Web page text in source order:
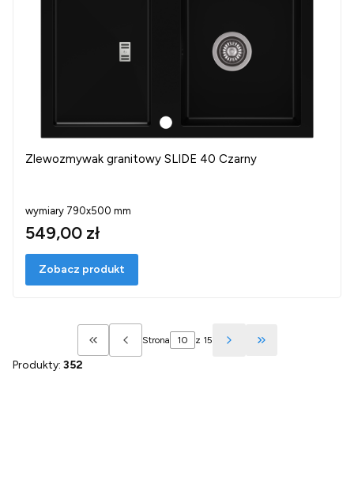
Zlewozmywak granitowy SLIDE 40 Czarny
wymiary 790x500 mm
549,00 zł
Zobacz produkt
Wróć do pierwszej strony z produktami
Strona z 15
Przejdź do
Produkty: 352